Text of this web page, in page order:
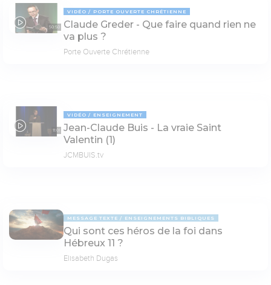
50:50
VIDÉO PORTE OUVERTE CHRÉTIENNE
Claude Greder - Que faire quand rien ne
va plus ?
Porte Ouverte Chrétienne
11:01
VIDÉO ENSEIGNEMENT
Jean-Claude Buis - La vraie Saint
Valentin (1)
JCMBUIS.tv
MESSAGE TEXTE ENSEIGNEMENTS BIBLIQUES
Qui sont ces héros de la foi dans
Hébreux 11 ?
Elisabeth Dugas